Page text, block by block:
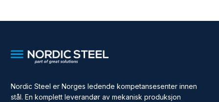
Nordic Steel er Norges ledende kompetansesenter innen
stål. En komplett leverandør av mekanisk produksjon